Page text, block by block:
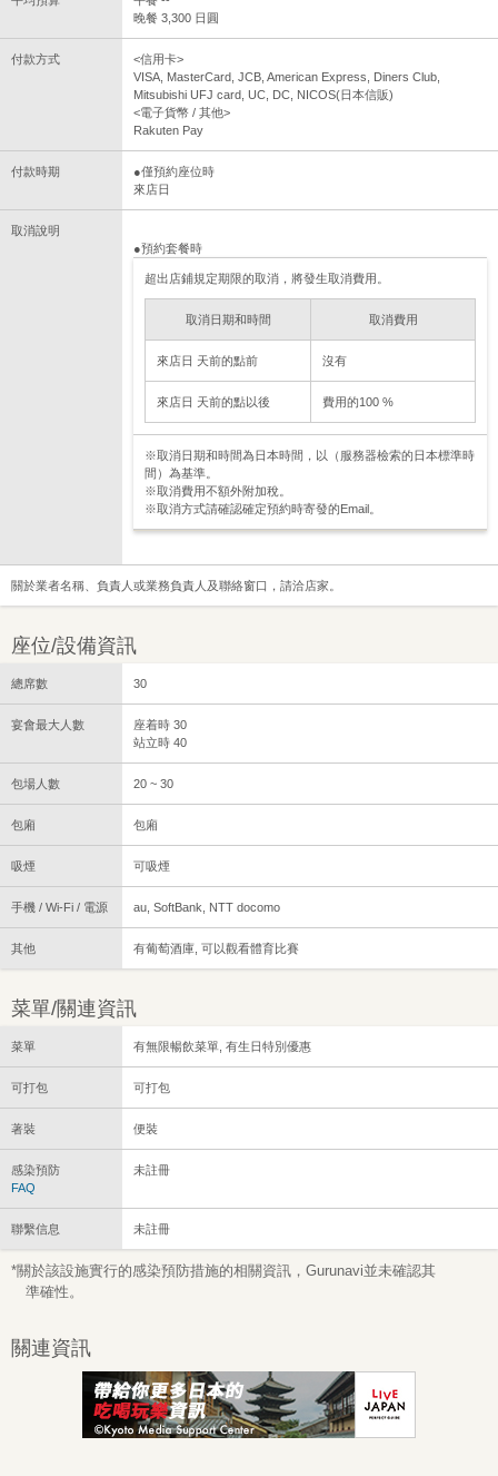
晚餐 3,300 日圓
付款方式
<信用卡>
VISA, MasterCard, JCB, American Express, Diners Club,
Mitsubishi UFJ card, UC, DC, NICOS(日本信販)
<電子貨幣 / 其他>
Rakuten Pay
付款時期
●僅預約座位時
來店日
取消說明
●預約套餐時
超出店鋪規定期限的取消，將發生取消費用。
取消日期和時間 取消費用
來店日 天前的點前 沒有
來店日 天前的點以後 費用的100 %
※取消日期和時間為日本時間，以（服務器檢索的日本標準時
間）為基準。
※取消費用不額外附加稅。
※取消方式請確認確定預約時寄發的Email。
關於業者名稱、負責人或業務負責人及聯絡窗口，請洽店家。
座位/設備資訊
總席數 30
宴會最大人數
座着時 30
站立時 40
包場人數 20 ~ 30
包廂 包廂
吸煙 可吸煙
手機 / Wi-Fi / 電源 au, SoftBank, NTT docomo
其他 有葡萄酒庫, 可以觀看體育比賽
菜單/關連資訊
菜單 有無限暢飲菜單, 有生日特別優惠
可打包 可打包
著裝 便裝
感染預防
FAQ
未註冊
聯繫信息 未註冊
*關於該設施實行的感染預防措施的相關資訊，Gurunavi並未確認其
準確性。
關連資訊